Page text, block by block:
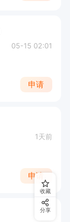
05-15 02:01
申请
1天前
申请
收藏
分享